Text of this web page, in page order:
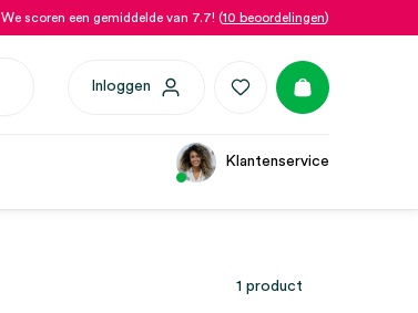
We scoren een gemiddelde van 7.7! (10 beoordelingen)
Inloggen
Klantenservice
1 product